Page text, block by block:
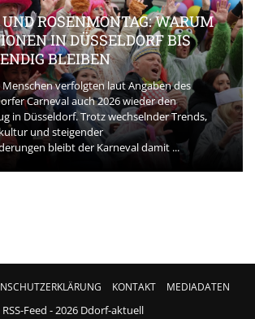
ROSENMONTAG: WARUM
IN DÜSSELDORF BIS
BLEIBEN
Menschen verfolgten laut Angaben des
Carneval auch 2026 wieder den
in Düsseldorf. Trotz wechselnder Trends,
und steigender
bleibt der Karneval damit ...
KONTAKT MEDIADATEN
RSS-Feed - 2026 Ddorf-aktuell